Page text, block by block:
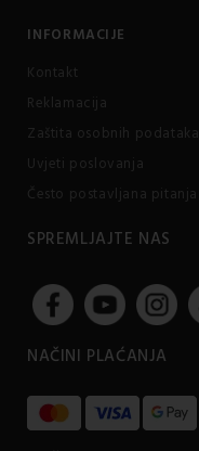
INFORMACIJE
Kontakt
Reklamacija
Zaštita osobnih podataka
Uvjeti poslovanja
Često postavljana pitanja
SPREMLJAJTE NAS
NAČINI PLAĆANJA